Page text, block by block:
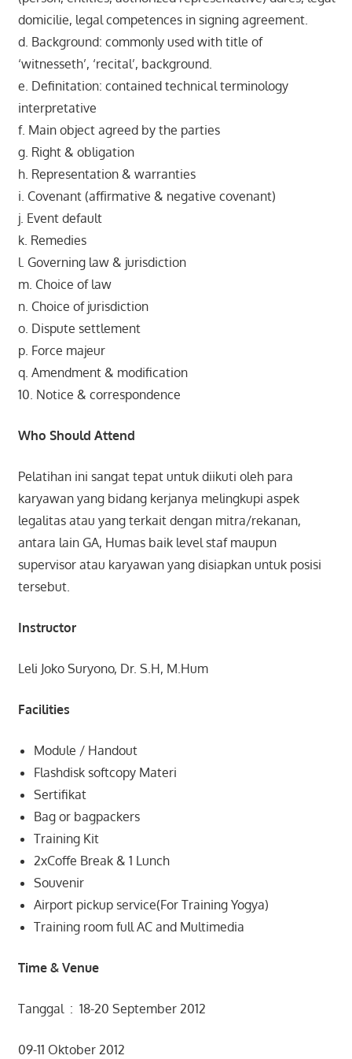
domicilie, legal competences in signing agreement.
d. Background: commonly used with title of
‘witnesseth’, ‘recital’, background.
e. Definitation: contained technical terminology
interpretative
f. Main object agreed by the parties
g. Right & obligation
h. Representation & warranties
i. Covenant (affirmative & negative covenant)
j. Event default
k. Remedies
l. Governing law & jurisdiction
m. Choice of law
n. Choice of jurisdiction
o. Dispute settlement
p. Force majeur
q. Amendment & modification
10. Notice & correspondence
Who Should Attend
Pelatihan ini sangat tepat untuk diikuti oleh para
karyawan yang bidang kerjanya melingkupi aspek
legalitas atau yang terkait dengan mitra/rekanan,
antara lain GA, Humas baik level staf maupun
supervisor atau karyawan yang disiapkan untuk posisi
tersebut.
Instructor
Leli Joko Suryono, Dr. S.H, M.Hum
Facilities
Module / Handout
Flashdisk softcopy Materi
Sertifikat
Bag or bagpackers
Training Kit
2xCoffe Break & 1 Lunch
Souvenir
Airport pickup service(For Training Yogya)
Training room full AC and Multimedia
Time & Venue
Tanggal : 18-20 September 2012
09-11 Oktober 2012